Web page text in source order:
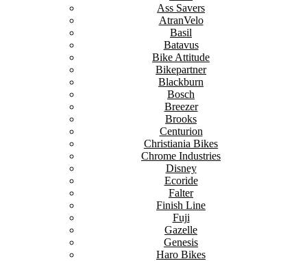
Ass Savers
AtranVelo
Basil
Batavus
Bike Attitude
Bikepartner
Blackburn
Bosch
Breezer
Brooks
Centurion
Christiania Bikes
Chrome Industries
Disney
Ecoride
Falter
Finish Line
Fuji
Gazelle
Genesis
Haro Bikes